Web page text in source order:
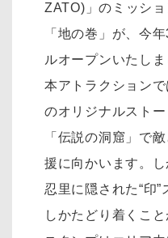
ZATO)」のミッシ
「地の巻」が、今
ルオープンいたしま
本アトラクション
のオリジナルスト
「伝説の洞窟」で
援に向かいます。
忍里に隠された“印
しかたどり着くこと